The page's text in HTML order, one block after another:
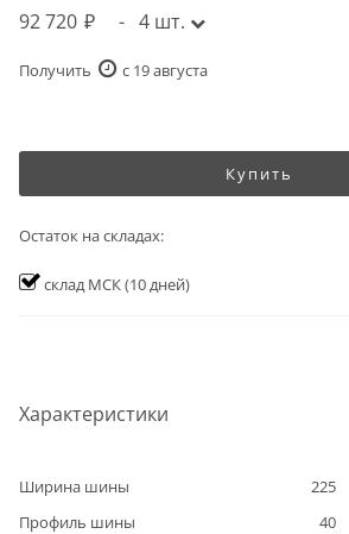
Характеристики
Ширина шины
225
Профиль шины
40
92 720 - 4 шт.
Получить c 19 августа
Купить
Остаток на складах:
склад МСК(10 дней)